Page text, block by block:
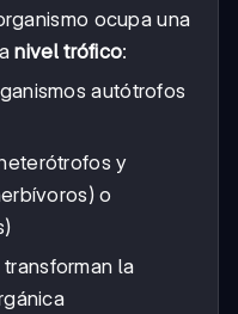
ocupa una
nivel trófico:
autótrofos
y
o
transforman la